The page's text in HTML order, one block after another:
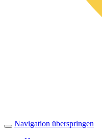
Navigation überspringen